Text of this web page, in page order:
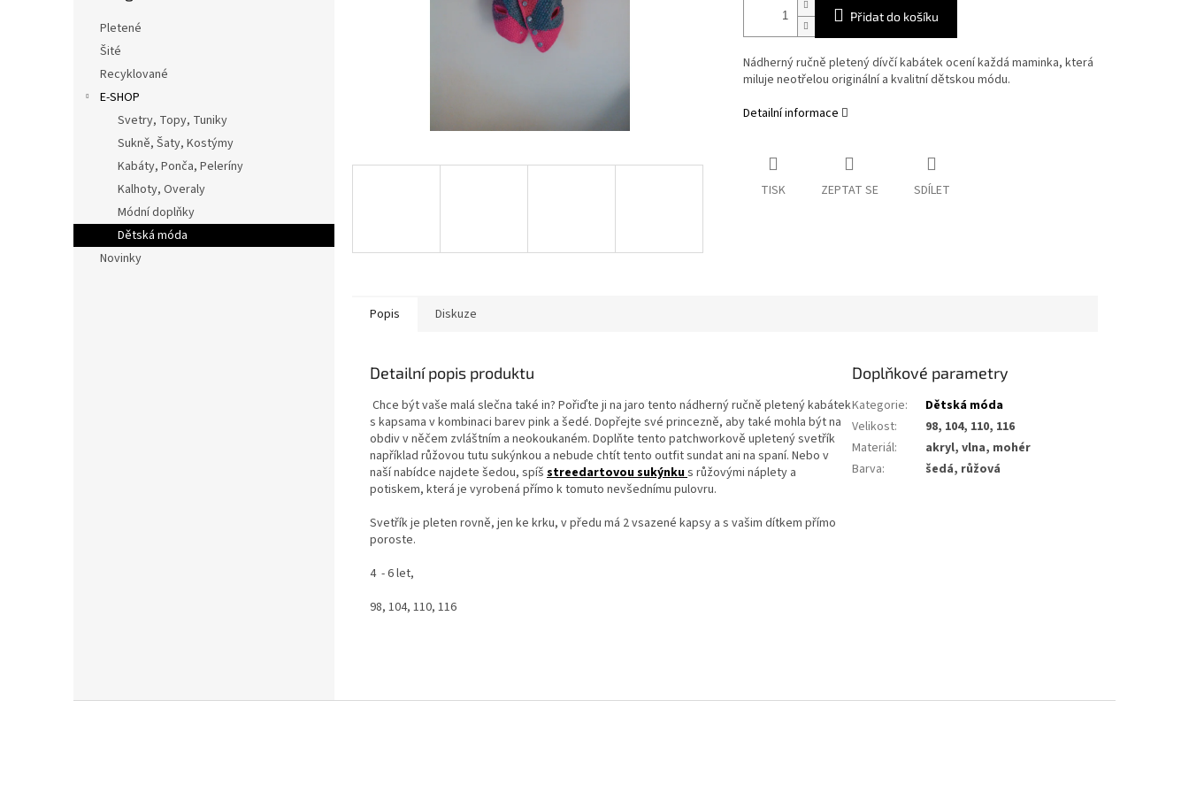
Pletené
Šité
Recyklované
E-SHOP
Svetry, Topy, Tuniky
Sukně, Šaty, Kostýmy
Kabáty, Ponča, Peleríny
Kalhoty, Overaly
Módní doplňky
Dětská móda
Novinky
Přidat do košíku
Nádherný ručně pletený dívčí kabátek ocení každá maminka, která
miluje neotřelou originální a kvalitní dětskou módu.
Detailní informace
TISK ZEPTAT SE SDÍLET
Popis Diskuze
Detailní popis produktu
Chce být vaše malá slečna také in? Pořiďte ji na jaro tento nádherný ručně pletený kabátek
s kapsama v kombinaci barev pink a šedé. Dopřejte své princezně, aby také mohla být na
obdiv v něčem zvláštním a neokoukaném. Doplňte tento patchworkově upletený svetřík
například růžovou tutu sukýnkou a nebude chtít tento outfit sundat ani na spaní. Nebo v
naší nabídce najdete šedou, spíš streedartovou sukýnkus růžovými náplety a
potiskem, která je vyrobená přímo k tomuto nevšednímu pulovru.
Svetřík je pleten rovně, jen ke krku, v předu má 2 vsazené kapsy a s vašim dítkem přímo
poroste.
4 - 6 let,
98, 104, 110, 116
Doplňkové parametry
Kategorie:
Dětská móda
Velikost:
98, 104, 110, 116
Materiál:
akryl, vlna, mohér
Barva: šedá, růžová